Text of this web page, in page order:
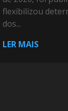
flexibilizou
dos...
LER MAIS